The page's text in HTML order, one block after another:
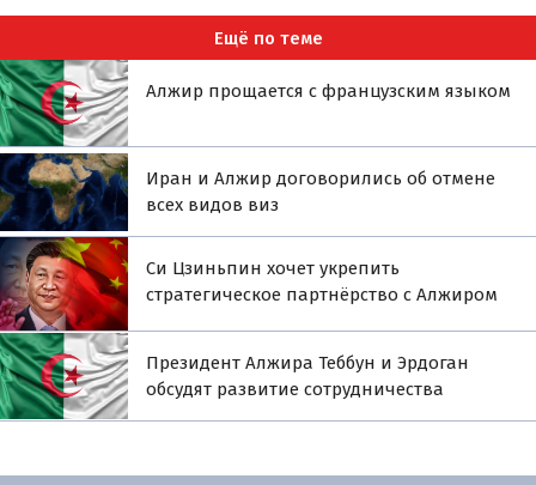
Ещё по теме
Алжир прощается с французским языком
Иран и Алжир договорились об отмене
всех видов виз
Си Цзиньпин хочет укрепить
стратегическое партнёрство с Алжиром
Президент Алжира Теббун и Эрдоган
обсудят развитие сотрудничества